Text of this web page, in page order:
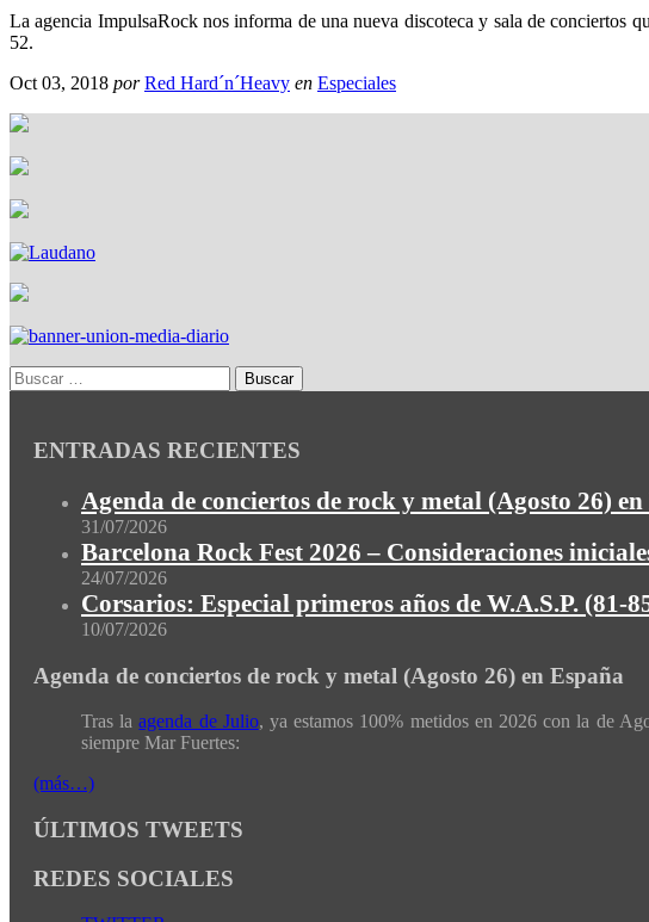
La agencia ImpulsaRock nos informa de una nueva discoteca y sala de conciertos
52.
Oct 03, 2018 por Red Hard´n´Heavy en Especiales
ENTRADAS RECIENTES
Agenda de conciertos de rock y metal (Agosto 26) en
31/07/2026
Barcelona Rock Fest 2026 – Consideraciones
24/07/2026
Corsarios: Especial primeros años de W.A.S.P. (81-
10/07/2026
Agenda de conciertos de rock y metal (Agosto 26) en España
Tras laagenda de Julio, ya estamos 100% metidos en 2026 con la de
siempre Mar Fuertes:
(más…)
ÚLTIMOS TWEETS
REDES SOCIALES